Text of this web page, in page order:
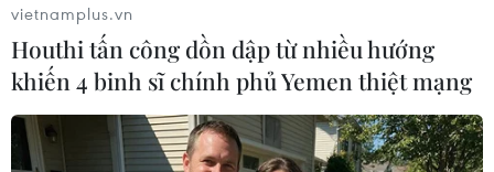
vietnamplus.vn
Houthi tấn công dồn dập từ nhiều hướng
khiến 4 binh sĩ chính phủ Yemen thiệt mạng